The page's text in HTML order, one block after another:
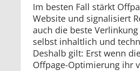
Im besten Fall stärkt
Website und signalisiert
auch die beste
selbst inhaltlich und
Deshalb gilt: Erst wenn
Offpage-Optimierung ihr